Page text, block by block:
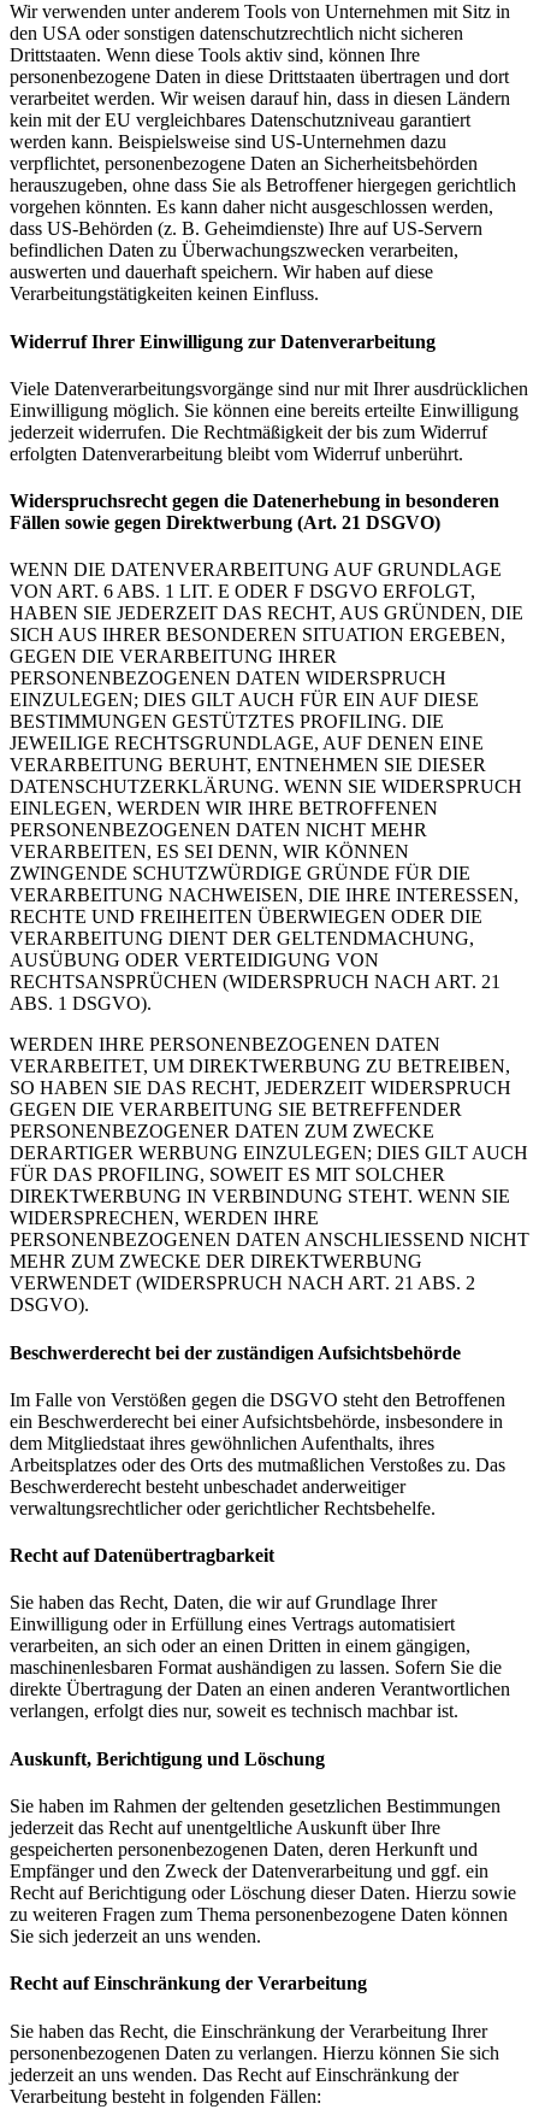
Wir verwenden unter anderem Tools von Unternehmen mit Sitz in
den USA oder sonstigen datenschutzrechtlich nicht sicheren
Drittstaaten. Wenn diese Tools aktiv sind, können Ihre
personenbezogene Daten in diese Drittstaaten übertragen und dort
verarbeitet werden. Wir weisen darauf hin, dass in diesen Ländern
kein mit der EU vergleichbares Datenschutzniveau garantiert
werden kann. Beispielsweise sind US-Unternehmen dazu
verpflichtet, personenbezogene Daten an Sicherheitsbehörden
herauszugeben, ohne dass Sie als Betroffener hiergegen gerichtlich
vorgehen könnten. Es kann daher nicht ausgeschlossen werden,
dass US-Behörden (z. B. Geheimdienste) Ihre auf US-Servern
befindlichen Daten zu Überwachungszwecken verarbeiten,
auswerten und dauerhaft speichern. Wir haben auf diese
Verarbeitungstätigkeiten keinen Einfluss.
Widerruf Ihrer Einwilligung zur Datenverarbeitung
Viele Datenverarbeitungsvorgänge sind nur mit Ihrer ausdrücklichen
Einwilligung möglich. Sie können eine bereits erteilte Einwilligung
jederzeit widerrufen. Die Rechtmäßigkeit der bis zum Widerruf
erfolgten Datenverarbeitung bleibt vom Widerruf unberührt.
Widerspruchsrecht gegen die Datenerhebung in besonderen
Fällen sowie gegen Direktwerbung (Art. 21 DSGVO)
WENN DIE DATENVERARBEITUNG AUF GRUNDLAGE
VON ART. 6 ABS. 1 LIT. E ODER F DSGVO ERFOLGT,
HABEN SIE JEDERZEIT DAS RECHT, AUS GRÜNDEN, DIE
SICH AUS IHRER BESONDEREN SITUATION ERGEBEN,
GEGEN DIE VERARBEITUNG IHRER
PERSONENBEZOGENEN DATEN WIDERSPRUCH
EINZULEGEN; DIES GILT AUCH FÜR EIN AUF DIESE
BESTIMMUNGEN GESTÜTZTES PROFILING. DIE
JEWEILIGE RECHTSGRUNDLAGE, AUF DENEN EINE
VERARBEITUNG BERUHT, ENTNEHMEN SIE DIESER
DATENSCHUTZERKLÄRUNG. WENN SIE WIDERSPRUCH
EINLEGEN, WERDEN WIR IHRE BETROFFENEN
PERSONENBEZOGENEN DATEN NICHT MEHR
VERARBEITEN, ES SEI DENN, WIR KÖNNEN
ZWINGENDE SCHUTZWÜRDIGE GRÜNDE FÜR DIE
VERARBEITUNG NACHWEISEN, DIE IHRE INTERESSEN,
RECHTE UND FREIHEITEN ÜBERWIEGEN ODER DIE
VERARBEITUNG DIENT DER GELTENDMACHUNG,
AUSÜBUNG ODER VERTEIDIGUNG VON
RECHTSANSPRÜCHEN (WIDERSPRUCH NACH ART. 21
ABS. 1 DSGVO).
WERDEN IHRE PERSONENBEZOGENEN DATEN
VERARBEITET, UM DIREKTWERBUNG ZU BETREIBEN,
SO HABEN SIE DAS RECHT, JEDERZEIT WIDERSPRUCH
GEGEN DIE VERARBEITUNG SIE BETREFFENDER
PERSONENBEZOGENER DATEN ZUM ZWECKE
DERARTIGER WERBUNG EINZULEGEN; DIES GILT AUCH
FÜR DAS PROFILING, SOWEIT ES MIT SOLCHER
DIREKTWERBUNG IN VERBINDUNG STEHT. WENN SIE
WIDERSPRECHEN, WERDEN IHRE
PERSONENBEZOGENEN DATEN ANSCHLIESSEND NICHT
MEHR ZUM ZWECKE DER DIREKTWERBUNG
VERWENDET (WIDERSPRUCH NACH ART. 21 ABS. 2
DSGVO).
Beschwerderecht bei der zuständigen Aufsichtsbehörde
Im Falle von Verstößen gegen die DSGVO steht den Betroffenen
ein Beschwerderecht bei einer Aufsichtsbehörde, insbesondere in
dem Mitgliedstaat ihres gewöhnlichen Aufenthalts, ihres
Arbeitsplatzes oder des Orts des mutmaßlichen Verstoßes zu. Das
Beschwerderecht besteht unbeschadet anderweitiger
verwaltungsrechtlicher oder gerichtlicher Rechtsbehelfe.
Recht auf Datenübertragbarkeit
Sie haben das Recht, Daten, die wir auf Grundlage Ihrer
Einwilligung oder in Erfüllung eines Vertrags automatisiert
verarbeiten, an sich oder an einen Dritten in einem gängigen,
maschinenlesbaren Format aushändigen zu lassen. Sofern Sie die
direkte Übertragung der Daten an einen anderen Verantwortlichen
verlangen, erfolgt dies nur, soweit es technisch machbar ist.
Auskunft, Berichtigung und Löschung
Sie haben im Rahmen der geltenden gesetzlichen Bestimmungen
jederzeit das Recht auf unentgeltliche Auskunft über Ihre
gespeicherten personenbezogenen Daten, deren Herkunft und
Empfänger und den Zweck der Datenverarbeitung und ggf. ein
Recht auf Berichtigung oder Löschung dieser Daten. Hierzu sowie
zu weiteren Fragen zum Thema personenbezogene Daten können
Sie sich jederzeit an uns wenden.
Recht auf Einschränkung der Verarbeitung
Sie haben das Recht, die Einschränkung der Verarbeitung Ihrer
personenbezogenen Daten zu verlangen. Hierzu können Sie sich
jederzeit an uns wenden. Das Recht auf Einschränkung der
Verarbeitung besteht in folgenden Fällen: